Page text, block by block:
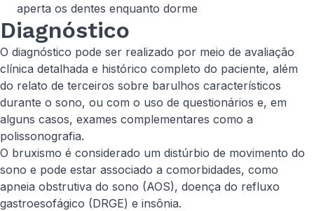
aperta os dentes enquanto dorme
Diagnóstico
O diagnóstico pode ser realizado por meio de avaliação
clínica detalhada e histórico completo do paciente, além
do relato de terceiros sobre barulhos característicos
durante o sono, ou com o uso de questionários e, em
alguns casos, exames complementares como a
polissonografia.
O bruxismo é considerado um distúrbio de movimento do
sono e pode estar associado a comorbidades, como
apneia obstrutiva do sono (AOS), doença do refluxo
gastroesofágico (DRGE) e insônia.